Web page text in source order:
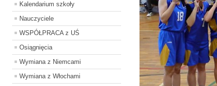
Kalendarium szkoły
Nauczyciele
WSPÓŁPRACA z UŚ
Osiągnięcia
Wymiana z Niemcami
Wymiana z Włochami